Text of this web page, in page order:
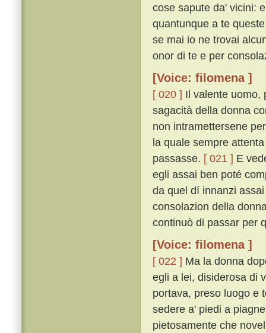
cose sapute da' vicini:
quantunque a te
se mai io ne trovai
onor di te e per
[Voice: filomena ]
[ 020 ] Il valente uomo,
sagacità della donna
non intramettersene
la quale sempre
passasse. [ 021 ] E
egli assai ben poté
da quel dí innanzi
consolazion della
continuò di passar per
[Voice: filomena ]
[ 022 ] Ma la donna
egli a lei, disiderosa di
portava, preso luogo e
sedere a' piedi a
pietosamente che